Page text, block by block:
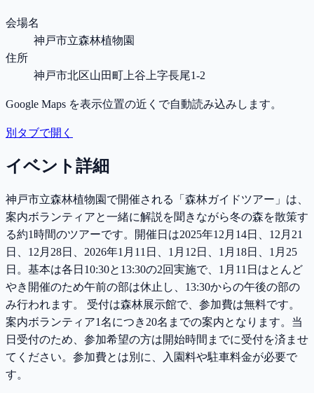
会場名
神戸市立森林植物園
住所
神戸市北区山田町上谷上字長尾1-2
Google Maps を表示位置の近くで自動読み込みします。
別タブで開く
イベント詳細
神戸市立森林植物園で開催される「森林ガイドツアー」は、
案内ボランティアと一緒に解説を聞きながら冬の森を散策す
る約1時間のツアーです。開催日は2025年12月14日、12月21
日、12月28日、2026年1月11日、1月12日、1月18日、1月25
日。基本は各日10:30と13:30の2回実施で、1月11日はとんど
やき開催のため午前の部は休止し、13:30からの午後の部の
み行われます。 受付は森林展示館で、参加費は無料です。
案内ボランティア1名につき20名までの案内となります。当
日受付のため、参加希望の方は開始時間までに受付を済ませ
てください。参加費とは別に、入園料や駐車料金が必要で
す。